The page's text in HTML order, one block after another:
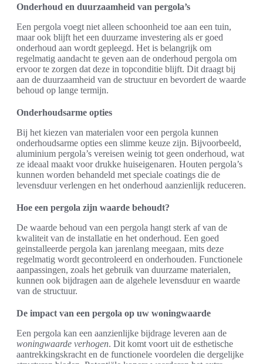
Onderhoud en duurzaamheid van pergola’s
Een pergola voegt niet alleen schoonheid toe aan een tuin,
maar ook blijft het een duurzame investering als er goed
onderhoud aan wordt gepleegd. Het is belangrijk om
regelmatig aandacht te geven aan de onderhoud pergola om
ervoor te zorgen dat deze in topconditie blijft. Dit draagt bij
aan de duurzaamheid van de structuur en bevordert de waarde
behoud op lange termijn.
Onderhoudsarme opties
Bij het kiezen van materialen voor een pergola kunnen
onderhoudsarme opties een slimme keuze zijn. Bijvoorbeeld,
aluminium pergola’s vereisen weinig tot geen onderhoud, wat
ze ideaal maakt voor drukke huiseigenaren. Houten pergola’s
kunnen worden behandeld met speciale coatings die de
levensduur verlengen en het onderhoud aanzienlijk reduceren.
Hoe een pergola zijn waarde behoudt?
De waarde behoud van een pergola hangt sterk af van de
kwaliteit van de installatie en het onderhoud. Een goed
geinstalleerde pergola kan jarenlang meegaan, mits deze
regelmatig wordt gecontroleerd en onderhouden. Functionele
aanpassingen, zoals het gebruik van duurzame materialen,
kunnen ook bijdragen aan de algehele levensduur en waarde
van de structuur.
De impact van een pergola op uw woningwaarde
Een pergola kan een aanzienlijke bijdrage leveren aan de
woningwaarde verhogen. Dit komt voort uit de esthetische
aantrekkingskracht en de functionele voordelen die dergelijke